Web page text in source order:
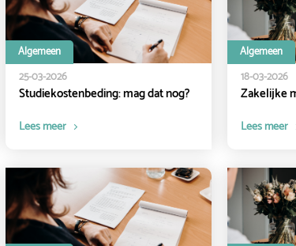
Algemeen
25-03-2026
Studiekostenbeding: mag dat nog?
Lees meer
Algemeen
18-03-2026
Zakelijke
Lees meer